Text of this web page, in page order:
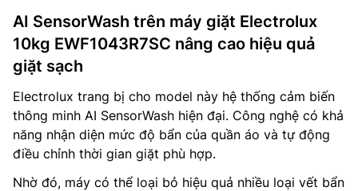
AI SensorWash trên máy giặt Electrolux
10kg EWF1043R7SC nâng cao hiệu quả
giặt sạch
Electrolux trang bị cho model này hệ thống cảm biến
thông minh AI SensorWash hiện đại. Công nghệ có khả
năng nhận diện mức độ bẩn của quần áo và tự động
điều chỉnh thời gian giặt phù hợp.
Nhờ đó, máy có thể loại bỏ hiệu quả nhiều loại vết bẩn